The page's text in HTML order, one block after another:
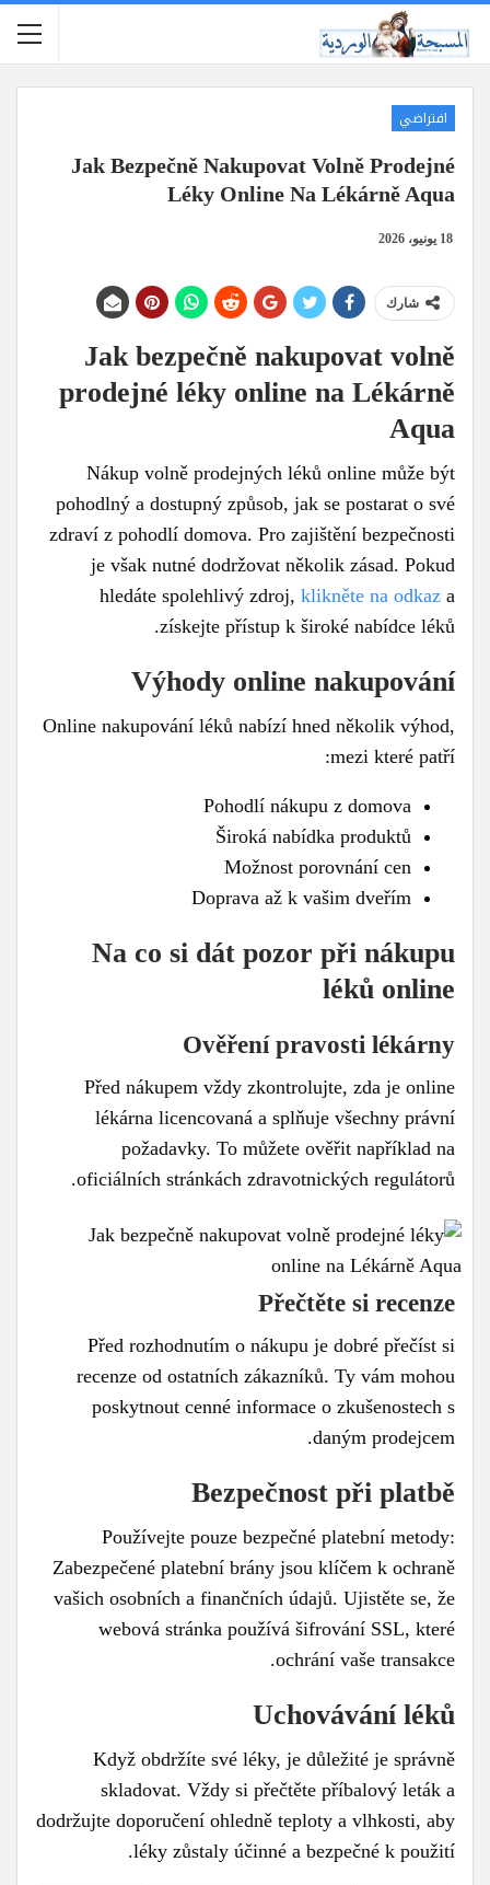
افتراضي
Jak Bezpečně Nakupovat Volně Prodejné
Léky Online Na Lékárně Aqua
18 يونيو، 2026
شارك
Jak bezpečně nakupovat volně
prodejné léky online na Lékárně
Aqua
Nákup volně prodejných léků online může být
pohodlný a dostupný způsob, jak se postarat o své
zdraví z pohodlí domova. Pro zajištění bezpečnosti
je však nutné dodržovat několik zásad. Pokud
hledáte spolehlivý zdroj, klikněte na odkaz a
získejte přístup k široké nabídce léků.
Výhody online nakupování
Online nakupování léků nabízí hned několik výhod,
mezi které patří:
Pohodlí nákupu z domova
Široká nabídka produktů
Možnost porovnání cen
Doprava až k vašim dveřím
Na co si dát pozor při nákupu
léků online
Ověření pravosti lékárny
Před nákupem vždy zkontrolujte, zda je online
lékárna licencovaná a splňuje všechny právní
požadavky. To můžete ověřit například na
oficiálních stránkách zdravotnických regulátorů.
Přečtěte si recenze
Před rozhodnutím o nákupu je dobré přečíst si
recenze od ostatních zákazníků. Ty vám mohou
poskytnout cenné informace o zkušenostech s
daným prodejcem.
Bezpečnost při platbě
Používejte pouze bezpečné platební metody:
Zabezpečené platební brány jsou klíčem k ochraně
vašich osobních a finančních údajů. Ujistěte se, že
webová stránka používá šifrování SSL, které
ochrání vaše transakce.
Uchovávání léků
Když obdržíte své léky, je důležité je správně
skladovat. Vždy si přečtěte příbalový leták a
dodržujte doporučení ohledně teploty a vlhkosti, aby
léky zůstaly účinné a bezpečné k použití.